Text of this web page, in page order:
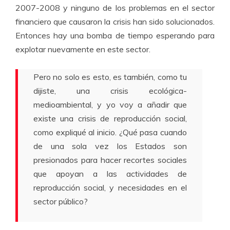
2007-2008 y ninguno de los problemas en el sector
financiero que causaron la crisis han sido solucionados.
Entonces hay una bomba de tiempo esperando para
explotar nuevamente en este sector.
Pero no solo es esto, es también, como tu
dijiste, una crisis ecológica-
medioambiental, y yo voy a añadir que
existe una crisis de reproducción social,
como expliqué al inicio. ¿Qué pasa cuando
de una sola vez los Estados son
presionados para hacer recortes sociales
que apoyan a las actividades de
reproducción social, y necesidades en el
sector público?